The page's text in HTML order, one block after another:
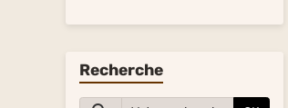
Recherche